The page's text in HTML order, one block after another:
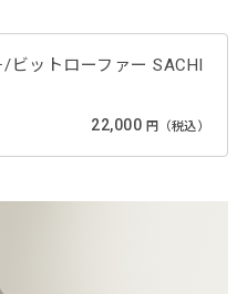
ビットローファー SACHI
22,000 円（税込）